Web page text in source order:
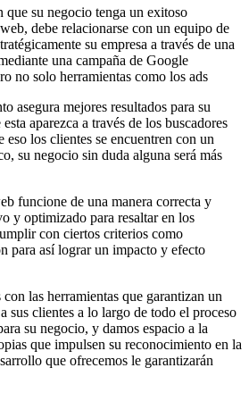
que su negocio tenga un exitoso
debe relacionarse con un equipo de
su empresa a través de una
una campaña de Google
no solo herramientas como los ads
asegura mejores resultados para su
aparezca a través de los buscadores
eso los clientes se encuentren con un
su negocio sin duda alguna será más
funcione de una manera correcta y
y optimizado para resaltar en los
con ciertos criterios como
para así lograr un impacto y efecto
con las herramientas que garantizan un
sus clientes a lo largo de todo el proceso
su negocio, y damos espacio a la
que impulsen su reconocimiento en la
que ofrecemos le garantizarán